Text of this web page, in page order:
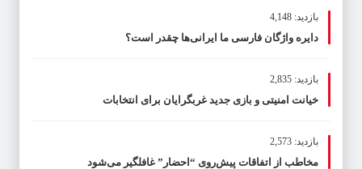
بازدید: 4,148
دایره واژگان فارسی ما ایرانی‌ها چقدر است؟
بازدید: 2,835
خیانت امنیتی و بازی جدید غربگرایان برای انتخابات
بازدید: 2,573
مخاطب از اتفاقات پیش‌روی “احضار” غافلگیر می‌شود